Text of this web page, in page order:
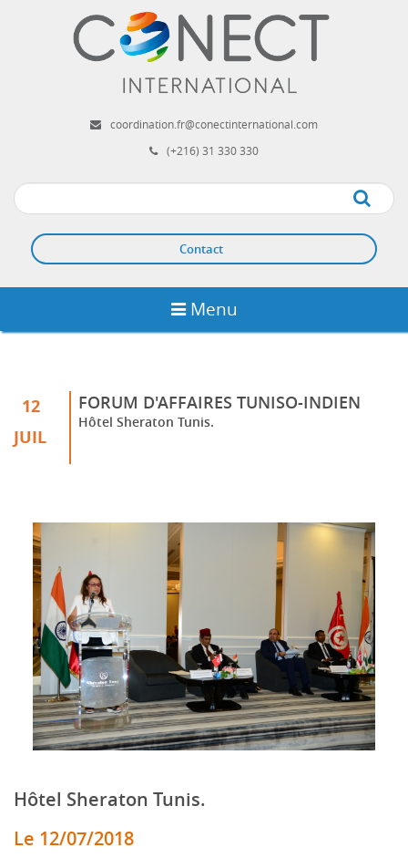
coordination.fr@conectinternational.com
(+216) 31 330 330
Apply
Contact
Menu
12
JUIL
FORUM D'AFFAIRES TUNISO-INDIEN
Hôtel Sheraton Tunis.
Hôtel Sheraton Tunis.
Le 12/07/2018